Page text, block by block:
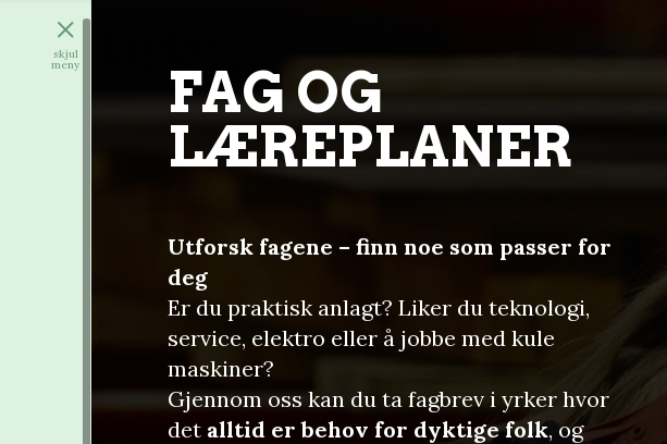
skjul
meny
FAG OG
LÆREPLANER
Utforsk fagene – finn noe som passer for
deg
Er du praktisk anlagt? Liker du teknologi,
service, elektro eller å jobbe med kule
maskiner?
Gjennom oss kan du ta fagbrev i yrker hvor
det alltid er behov for dyktige folk, og